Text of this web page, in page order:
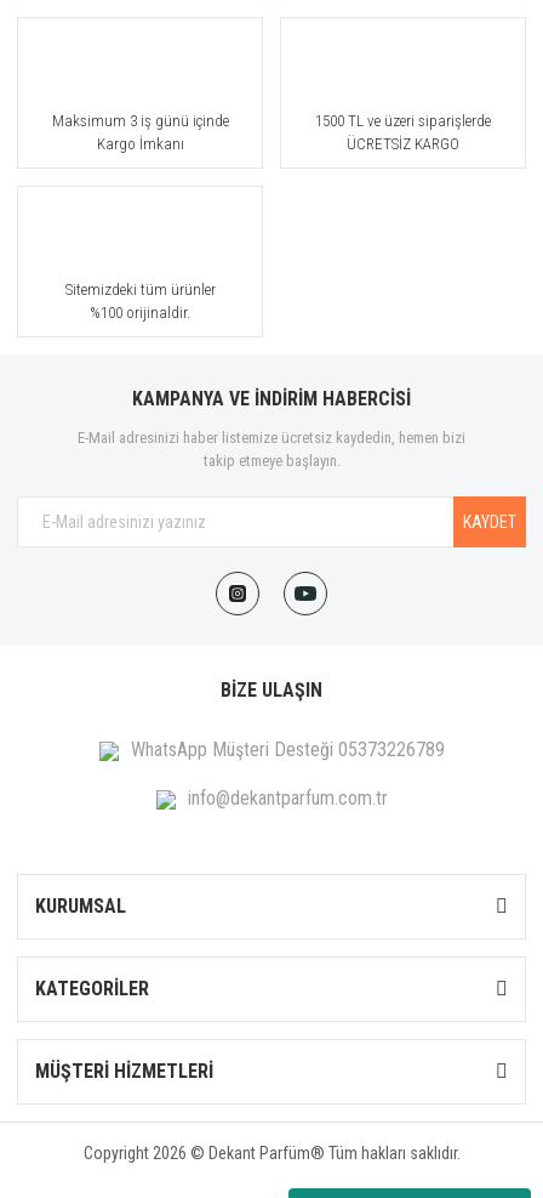
Maksimum 3 iş günü içinde
Kargo İmkanı
1500 TL ve üzeri siparişlerde
ÜCRETSİZ KARGO
Sitemizdeki tüm ürünler
%100 orijinaldir.
KAMPANYA VE İNDİRİM HABERCİSİ
E-Mail adresinizi haber listemize ücretsiz kaydedin, hemen bizi
takip etmeye başlayın.
KAYDET
BİZE ULAŞIN
WhatsApp Müşteri Desteği 05373226789
info@dekantparfum.com.tr
KURUMSAL
KATEGORİLER
MÜŞTERİ HİZMETLERİ
Copyright 2026 © Dekant Parfüm® Tüm hakları saklıdır.